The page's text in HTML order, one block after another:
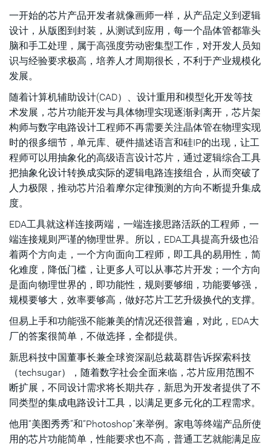
一开始的芯片产品开发者就像画师一样，从产品定义到逻辑
设计，从版图到封装，从测试到应用，每一个晶体管都靠头
脑和手工处理，属于高强度劳动密集型工作，对开发人员知
识与经验要求极高，培养人才周期很长，不利于产业规模化
发展。
随着计算机辅助设计(CAD）、设计重用和模型化开发等技
术发展，芯片功能开发与具体物理实现逐渐剥离开，芯片架
构师与数字电路设计工程师不再需要关注晶体管在物理实现
时的很多细节，单元库、硬件描述语言和硅IP的出现，让工
程师可以用抽象化的高级语言设计芯片，通过逻辑综合工具
把抽象化设计转换成实际的逻辑电路连接组合，从而突破了
人力极限，推动芯片沿着摩尔定律预测的方向不断提升集成
度。
EDA工具就这样连接两端，一端连接思路活跃的工程师，一
端连接规则严谨的物理世界。所以，EDA工具提高升级也沿
着两个方向走，一个方向面向工程师，即工具的易用性，简
化难度，降低门槛，让更多人可以从事芯片开发；一个方向
是面向物理世界的，即功能性，规则要够细，功能要够强，
规模要够大，效率要够高，做好芯片工艺升级换代的支撑。
但易上手和功能强不能兼美的情况还很普遍，对此，EDA大
厂的答案很简单，不做选择，全都提供。
新思科技中国董事长兼全球资深副总裁葛群告诉探索科技
（techsugar），随着数字社会全面来临，芯片应用范围不
断扩展，不同设计需求将长期共存，新思为开发者提供了不
同类型的集成电路设计工具，以满足更多元化的工程需求。
他用“美图秀秀”和“Photoshop”来举例。家电等终端产品所使
用的芯片功能简单，性能要求也不高，普通工艺就能满足应